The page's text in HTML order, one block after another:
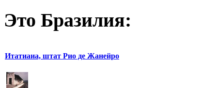
Это Бразилия:
Итатиаиа, штат Рио де Жанейро